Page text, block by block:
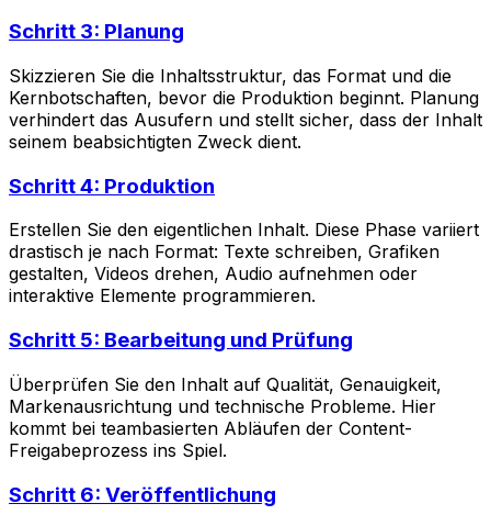
Schritt 3: Planung
Skizzieren Sie die Inhaltsstruktur, das Format und die
Kernbotschaften, bevor die Produktion beginnt. Planung
verhindert das Ausufern und stellt sicher, dass der Inhalt
seinem beabsichtigten Zweck dient.
Schritt 4: Produktion
Erstellen Sie den eigentlichen Inhalt. Diese Phase variiert
drastisch je nach Format: Texte schreiben, Grafiken
gestalten, Videos drehen, Audio aufnehmen oder
interaktive Elemente programmieren.
Schritt 5: Bearbeitung und Prüfung
Überprüfen Sie den Inhalt auf Qualität, Genauigkeit,
Markenausrichtung und technische Probleme. Hier
kommt bei teambasierten Abläufen der Content-
Freigabeprozess ins Spiel.
Schritt 6: Veröffentlichung